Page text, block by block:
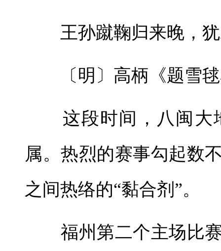
王孙蹴鞠归来晚，犹
〔明〕高柄《题雪毬
这段时间，八闽大
属。热烈的赛事勾起数
之间热络的“黏合剂”。
福州第二个主场比赛